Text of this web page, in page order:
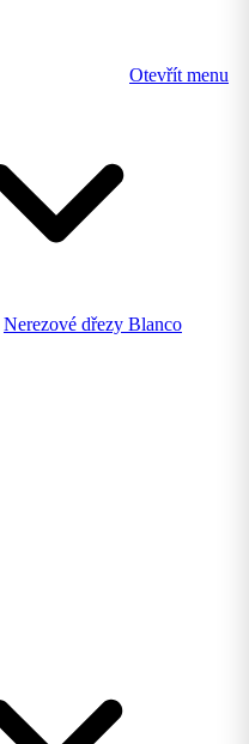
Otevřít menu
Nerezové dřezy Blanco